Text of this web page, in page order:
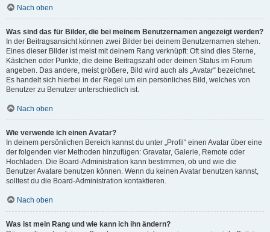
Nach oben
Was sind das für Bilder, die bei meinem Benutzernamen angezeigt werden?
In der Beitragsansicht können zwei Bilder bei deinem Benutzernamen stehen.
Eines dieser Bilder ist meist mit deinem Rang verknüpft: Oft sind dies Sterne,
Kästchen oder Punkte, die deine Beitragszahl oder deinen Status im Forum
angeben. Das andere, meist größere, Bild wird auch als „Avatar“ bezeichnet.
Es handelt sich hierbei in der Regel um ein persönliches Bild, welches von
Benutzer zu Benutzer unterschiedlich ist.
Nach oben
Wie verwende ich einen Avatar?
In deinem persönlichen Bereich kannst du unter „Profil“ einen Avatar über eine
der folgenden vier Methoden hinzufügen: Gravatar, Galerie, Remote oder
Hochladen. Die Board-Administration kann bestimmen, ob und wie die
Benutzer Avatare benutzen können. Wenn du keinen Avatar benutzen kannst,
solltest du die Board-Administration kontaktieren.
Nach oben
Was ist mein Rang und wie kann ich ihn ändern?